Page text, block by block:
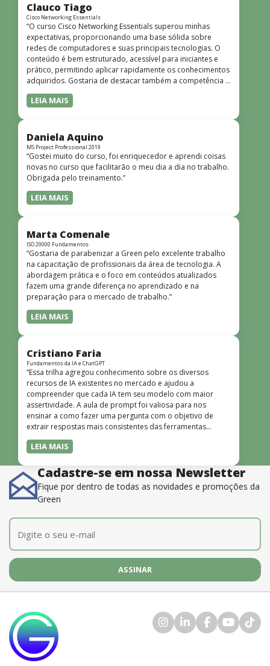
Clauco Tiago
Cisco Networking Essentials
“O curso Cisco Networking Essentials superou minhas
expectativas, proporcionando uma base sólida sobre
redes de computadores e suas principais tecnologias. O
conteúdo é bem estruturado, acessível para iniciantes e
prático, permitindo aplicar rapidamente os conhecimentos
adquiridos. Gostaria de destacar também a competência e
o conhecimento técnico do instrutor Peterson, que
demonstrou total domínio do assunto e soube explicar
dinâmicas e envolventes. Recomendo o curso para todos
que desejam iniciar ou aprofundar seus conhecimentos em
redes!”
LEIA MAIS
Daniela Aquino
MS Project Professional 2019
“Gostei muito do curso, foi enriquecedor e aprendi coisas
novas no curso que facilitarão o meu dia a dia no trabalho.
Obrigada pelo treinamento.”
LEIA MAIS
Marta Comenale
ISO 20000 Fundamentos
“Gostaria de parabenizar a Green pelo excelente trabalho
na capacitação de profissionais da área de tecnologia. A
abordagem prática e o foco em conteúdos atualizados
fazem uma grande diferença no aprendizado e na
preparação para o mercado de trabalho.”
LEIA MAIS
Cristiano Faria
Fundamentos da IA e ChatGPT
“Essa trilha agregou conhecimento sobre os diversos
recursos de IA existentes no mercado e ajudou a
compreender que cada IA tem seu modelo com maior
assertividade. A aula de prompt foi valiosa para nos
ensinar a como fazer uma pergunta com o objetivo de
extrair respostas mais consistentes das ferramentas
disponíveis. O instrutor também é muito bom, além de
dominar o conteúdo, possui uma didática que incentiva o
LEIA MAIS
Cadastre-se em nossa Newsletter
Fique por dentro de todas as novidades e promoções da
Green
E-mail